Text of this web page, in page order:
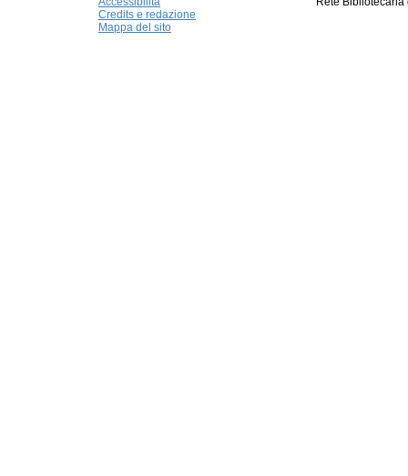
Credits e redazione
Mappa del sito